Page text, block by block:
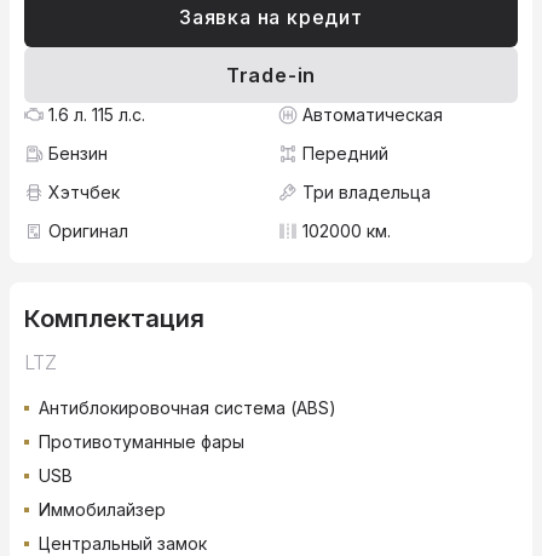
Заявка на кредит
Trade-in
1.6 л. 115 л.с.
Автоматическая
Бензин
Передний
Хэтчбек
Три владельца
Оригинал
102000 км.
Комплектация
LTZ
Антиблокировочная система (ABS)
Противотуманные фары
USB
Иммобилайзер
Центральный замок